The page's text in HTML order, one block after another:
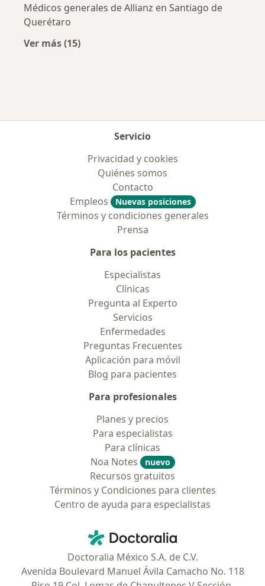
Médicos generales de Allianz en Santiago de
Querétaro
Ver más (15)
Servicio
Privacidad y cookies
Quiénes somos
Contacto
Empleos
Nuevas posiciones
Términos y condiciones generales
Prensa
Para los pacientes
Especialistas
Clínicas
Pregunta al Experto
Servicios
Enfermedades
Preguntas Frecuentes
Aplicación para móvil
Blog para pacientes
Para profesionales
Planes y precios
Para especialistas
Para clínicas
Noa Notes
nuevo
Recursos gratuitos
Términos y Condiciones para clientes
Centro de ayuda para especialistas
Doctoralia - Página de inicio
Doctoralia México S.A. de C.V.
Avenida Boulevard Manuel Ávila Camacho No. 118